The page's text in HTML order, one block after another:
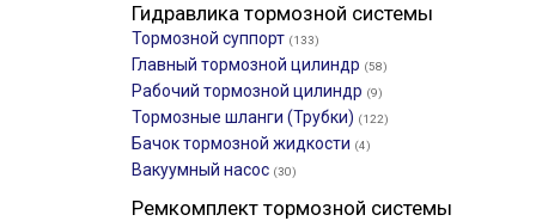
Гидравлика тормозной системы
Тормозной суппорт (133)
Главный тормозной цилиндр (58)
Рабочий тормозной цилиндр (9)
Тормозные шланги (Трубки) (122)
Бачок тормозной жидкости (4)
Вакуумный насос (30)
Ремкомплект тормозной системы